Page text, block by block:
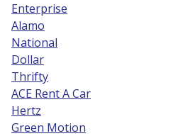
Enterprise
Alamo
National
Dollar
Thrifty
ACE Rent A Car
Hertz
Green Motion